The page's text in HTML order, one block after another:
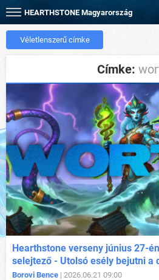
HEARTHSTONE Magyarország
Véletlenszerű címke
Címke:
Hearthstone verseny június 27-
selejtező - Utolsó esély bejutni a
Borovi Bence | 2026.06.21 09:00